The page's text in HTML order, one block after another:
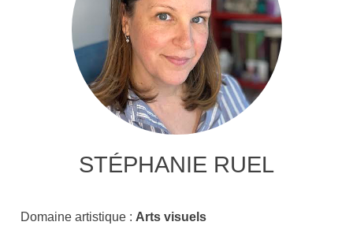
STÉPHANIE RUEL
Domaine artistique : Arts visuels